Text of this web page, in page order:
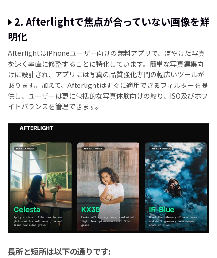
2. Aftеrlightで焦点が合っていない画像を鮮
明化
AftеrlightはiPhoneユーザー向けの無料アプリで、ぼやけた写真
を速く率直に修整することに特化しています。簡単な写真編集向
けに設計され、アプリには写真の品質強化専門の幅広いツールが
あります。加えて、Aftеrlightはすぐに適用できるフィルターを提
供し、ユーザーは更に包括的な写真体験向けの絞り、ISO及びホワ
イトバランスを管理できます。
長所と短所は以下の通りです: